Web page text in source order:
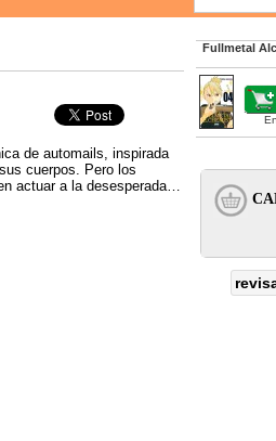
de automails, inspirada
cuerpos. Pero los
actuar a la desesperada…
Fullmetal